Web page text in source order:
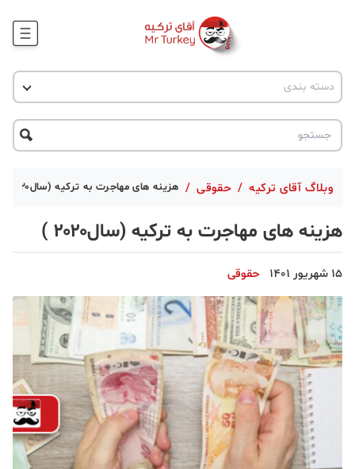
وبلاگ
جاذبه گردشگری
دسته بندی
اخبار ترکیه
پروژه ها
تحصیل در ترکیه
ترکیه گردی
دانستنی
دکوراسیون
قبرس
وبلاگ آقای ترکیه / حقوقی / هزینه های مهاجرت به ترکیه (سال۲۰۲۰ )
هزینه های مهاجرت به ترکیه (سال۲۰۲۰ )
15 شهریور 1401 حقوقی